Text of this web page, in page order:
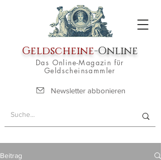
Geldscheine-Online
Das Online-Magazin für
Geldscheinsammler
Newsletter abbonieren
Beitrag